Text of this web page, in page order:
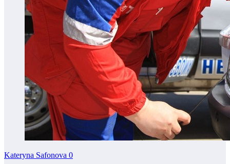
Kateryna Safonova 0